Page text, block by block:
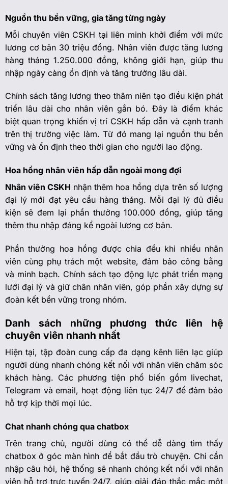
Nguồn thu bền vững, gia tăng từng ngày
Mỗi chuyên viên CSKH tại liên minh khởi điểm với mức
lương cơ bản 30 triệu đồng. Nhân viên được tăng lương
hàng tháng 1.250.000 đồng, không giới hạn, giúp thu
nhập ngày càng ổn định và tăng trưởng lâu dài.
Chính sách tăng lương theo thâm niên tạo điều kiện phát
triển lâu dài cho nhân viên gắn bó. Đây là điểm khác
biệt quan trọng khiến vị trí CSKH hấp dẫn và cạnh tranh
trên thị trường việc làm. Từ đó mang lại nguồn thu bền
vững và ổn định theo thời gian cho người lao động.
Hoa hồng nhân viên hấp dẫn ngoài mong đợi
Nhân viên CSKH nhận thêm hoa hồng dựa trên số lượng
đại lý mới đạt yêu cầu hàng tháng. Mỗi đại lý đủ điều
kiện sẽ đem lại phần thưởng 100.000 đồng, giúp tăng
thêm thu nhập đáng kể ngoài lương cơ bản.
Phần thưởng hoa hồng được chia đều khi nhiều nhân
viên cùng phụ trách một website, đảm bảo công bằng
và minh bạch. Chính sách tạo động lực phát triển mạng
lưới đại lý và giữ chân nhân viên, góp phần xây dựng sự
đoàn kết bền vững trong nhóm.
Danh sách những phương thức liên hệ
chuyên viên nhanh nhất
Hiện tại, tập đoàn cung cấp đa dạng kênh liên lạc giúp
người dùng nhanh chóng kết nối với nhân viên chăm sóc
khách hàng. Các phương tiện phổ biến gồm livechat,
Telegram và email, hoạt động liên tục 24/7 để đảm bảo
hỗ trợ kịp thời mọi lúc.
Chat nhanh chóng qua chatbox
Trên trang chủ, người dùng có thể dễ dàng tìm thấy
chatbox ở góc màn hình để bắt đầu trò chuyện. Chỉ cần
nhập câu hỏi, hệ thống sẽ nhanh chóng kết nối với nhân
viên hỗ trợ trực tuyến 24/7, giúp giải đáp thắc mắc một